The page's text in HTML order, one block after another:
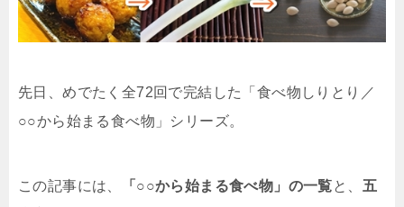
先日、めでたく全72回で完結した「食べ物しりとり／
○○から始まる食べ物」シリーズ。
この記事には、 「○○から始まる食べ物」の一覧と、 五